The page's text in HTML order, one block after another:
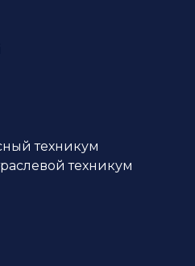
техникум
техникум